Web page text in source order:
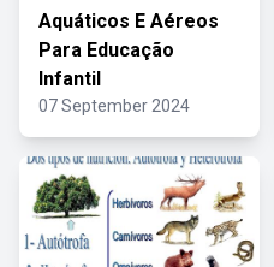
Aquáticos E Aéreos
Para Educação
Infantil
07 September 2024